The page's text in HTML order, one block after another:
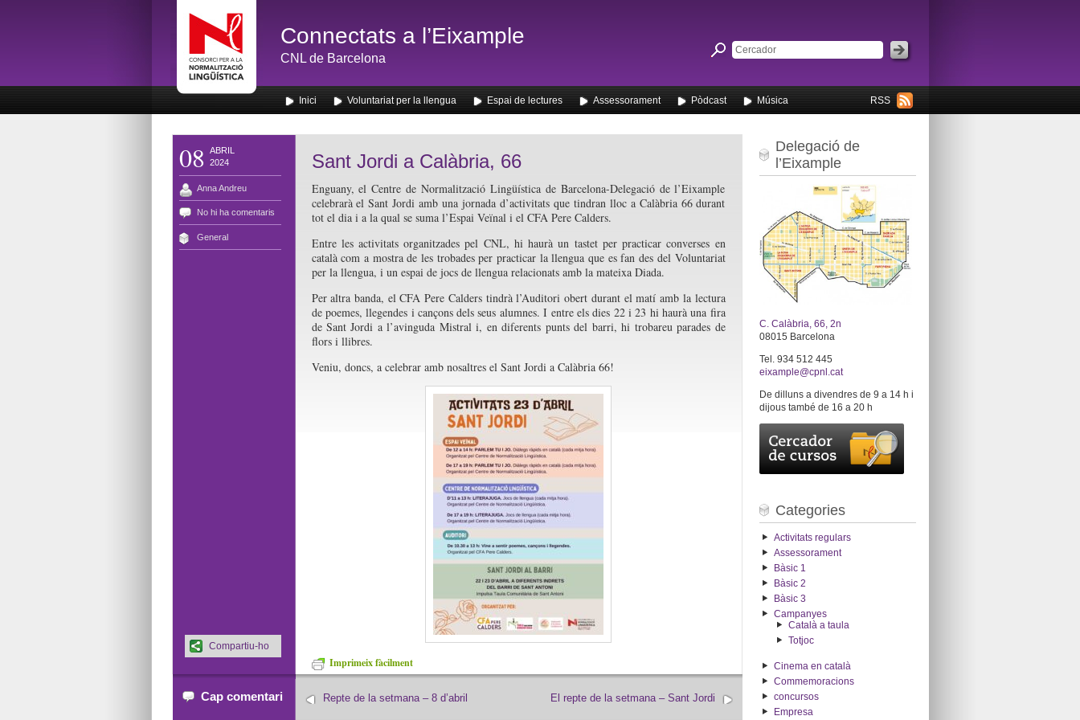
Connectats a l’Eixample
CNL de Barcelona
RSS
Inici Voluntariat per la llengua Espai de lectures Assessorament Pòdcast Música
08
ABRIL
2024
Anna Andreu
No hi ha comentaris
General
Sant Jordi a Calàbria, 66
Enguany, el Centre de Normalització Lingüística de Barcelona-Delegació de l’Eixample
celebrarà el Sant Jordi amb una jornada d’activitats que tindran lloc a Calàbria 66 durant
tot el dia i a la qual se suma l’Espai Veïnal i el CFA Pere Calders.
Entre les activitats organitzades pel CNL, hi haurà un tastet per practicar converses en
català com a mostra de les trobades per practicar la llengua que es fan des del Voluntariat
per la llengua, i un espai de jocs de llengua relacionats amb la mateixa Diada.
Per altra banda, el CFA Pere Calders tindrà l’Auditori obert durant el matí amb la lectura
de poemes, llegendes i cançons dels seus alumnes. I entre els dies 22 i 23 hi haurà una fira
de Sant Jordi a l’avinguda Mistral i, en diferents punts del barri, hi trobareu parades de
flors i llibres.
Veniu, doncs, a celebrar amb nosaltres el Sant Jordi a Calàbria 66!
Imprimeix fàcilment
Compartiu-ho
Cap comentari El repte de la setmana – Sant Jordi
Repte de la setmana – 8 d’abril
Delegació de
l’Eixample
C. Calàbria, 66, 2n
08015 Barcelona
Tel. 934 512 445
eixample@cpnl.cat
De dilluns a divendres de 9 a 14 h i
dijous també de 16 a 20 h
Categories
Activitats regulars
Assessorament
Bàsic 1
Bàsic 2
Bàsic 3
Campanyes
Català a taula
Totjoc
Cinema en català
Commemoracions
concursos
Empresa